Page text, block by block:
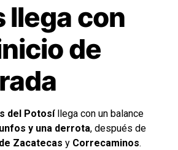
llega con
de
del Potosíllega con un balance
y una derrota, después de
Zacatecas y Correcaminos.